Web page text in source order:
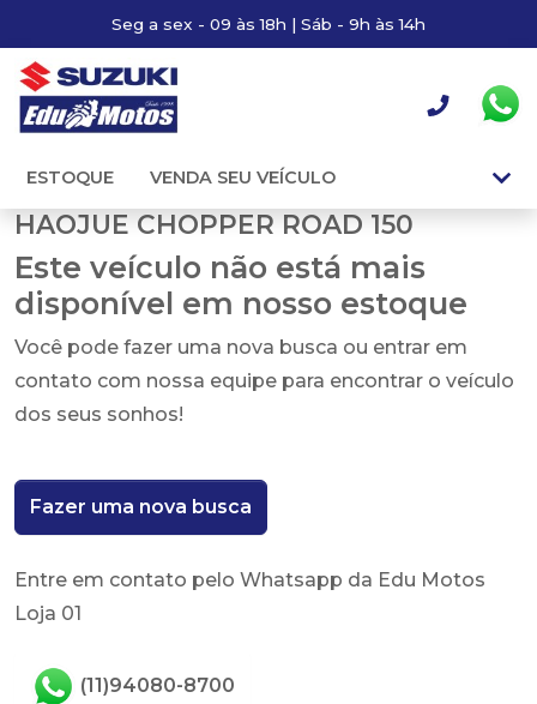
Seg a sex - 09 às 18h | Sáb - 9h às 14h
ESTOQUE VENDA SEU VEÍCULO
HAOJUE CHOPPER ROAD 150
Este veículo não está mais
disponível em nosso estoque
Você pode fazer uma nova busca ou entrar em
contato com nossa equipe para encontrar o veículo
dos seus sonhos!
Fazer uma nova busca
Entre em contato pelo Whatsapp da Edu Motos
Loja 01
(11)94080-8700